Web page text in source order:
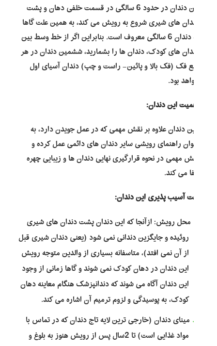
این دندان در حدود 6 سالگی در قسمت خلفی دهان و پشت
دندان های شیری شروع به رویش می کند، به همین علت گاها
به دندان 6 سالگی معروف است. بنابراین اگر از خط وسط بین
دندان های کودک، دندان ها را بشمارید، ششمین دندان در هر
ربع فک (فک بالا و پائین- راست و چپ) دندان آسیای اول
خواهد بود.
اهمیت این دندان:
این دندان علاوه بر نقش مهمی که در عمل جویدن دارد، به
عنوان راهنمای رویشی سایر دندان های دائمی عمل کرده و
نقش مهمی در نحوه قرارگیری نهایی دندان ها و زیبایی چهره
ایفا می کند.
علت آسیب پذیری این دندان:
محل رویش: ازآنجا که این دندان پشت دندان های شیری
روئیده و جایگزین دندانی نمی شود (یعنی دندان شیری قبل
از آن نمی افتد)، متاسفانه بسیاری از والدین متوجه رویش
این دندان در دهان کودک نمی شوند و گاها زمانی از وجود
این دندان آگاه می شوند که دندانپزشک هنگام معاینه دهان
کودک، به پوسیدگی و لزوم ترمیم آن اشاره می کند.
مینای دندان (خارجی ترین لایه تاج دندان که در تماس با
مواد غذایی است) تا 2سال پس از رویش هنوز به بلوغ و